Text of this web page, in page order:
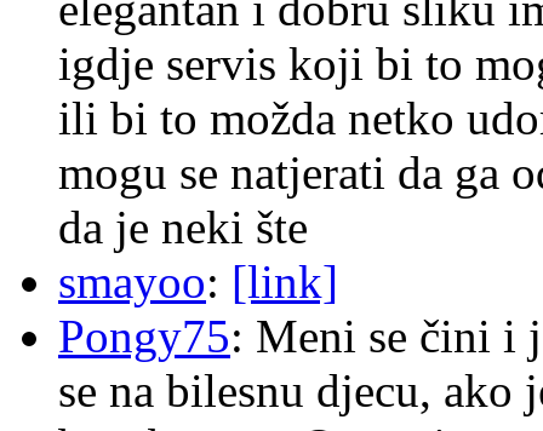
igdje servis koji bi to
ili bi to možda netko
mogu se natjerati da ga
da je neki šte
smayoo: [link]
Pongy75: Meni se čini i
se na bilesnu djecu, ako